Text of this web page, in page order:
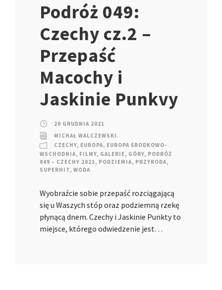
Podróż 049:
Czechy cz.2 –
Przepaść
Macochy i
Jaskinie Punkvy
20 GRUDNIA 2021
MICHAŁ WALCZEWSKI
CZECHY, EUROPA, EUROPA ŚRODKOWO-
WSCHODNIA, FILMY, GALERIE, GÓRY, PODRÓŻ
049 – CZECHY 2021 , PODZIEMIA, PRZYRODA,
SUPERHIT, WODA
Wyobraźcie sobie przepaść rozciągającą
się u Waszych stóp oraz podziemną rzekę
płynącą dnem. Czechy i Jaskinie Punkty to
miejsce, którego odwiedzenie jest…